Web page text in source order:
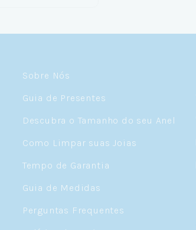
Sobre Nós
Guia de Presentes
Descubra o Tamanho do seu Anel
Como Limpar suas Joias
Tempo de Garantia
Guia de Medidas
Perguntas Frequentes